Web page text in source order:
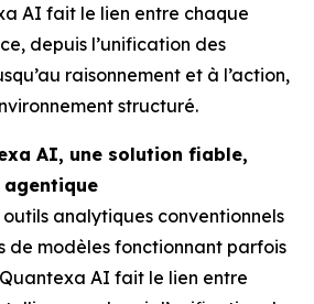
AI fait le lien entre chaque
depuis l’unification des
raisonnement et à l’action,
structuré.
AI, une solution fiable,
analytiques conventionnels
de modèles fonctionnant parfois
AI fait le lien entre